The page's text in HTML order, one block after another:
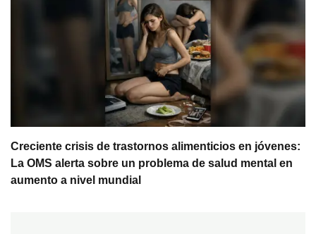
Creciente crisis de trastornos alimenticios en jóvenes:
La OMS alerta sobre un problema de salud mental en
aumento a nivel mundial